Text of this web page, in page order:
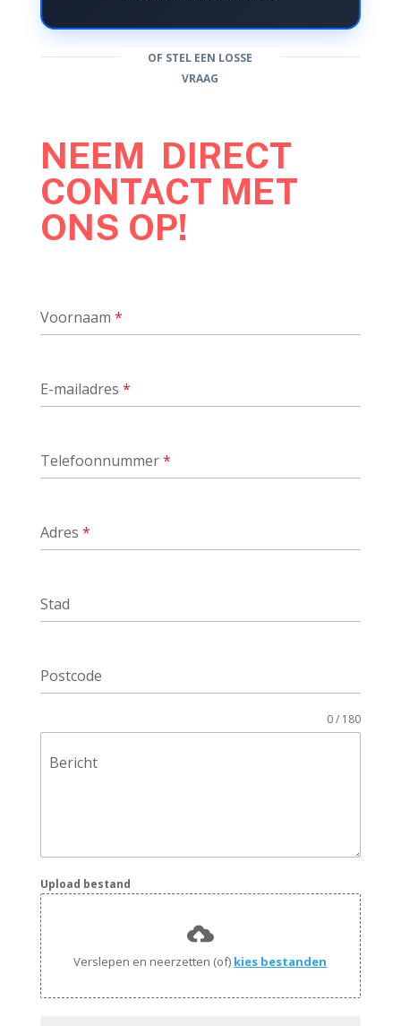
OF STEL EEN LOSSE
VRAAG
NEEM DIRECT
CONTACT MET
ONS OP!
Voornaam *
E-mailadres *
Telefoonnummer*
Adres *
Stad
Postcode
Bericht
0 / 180
Upload bestand
Verslepen en neerzetten (of) kies bestanden